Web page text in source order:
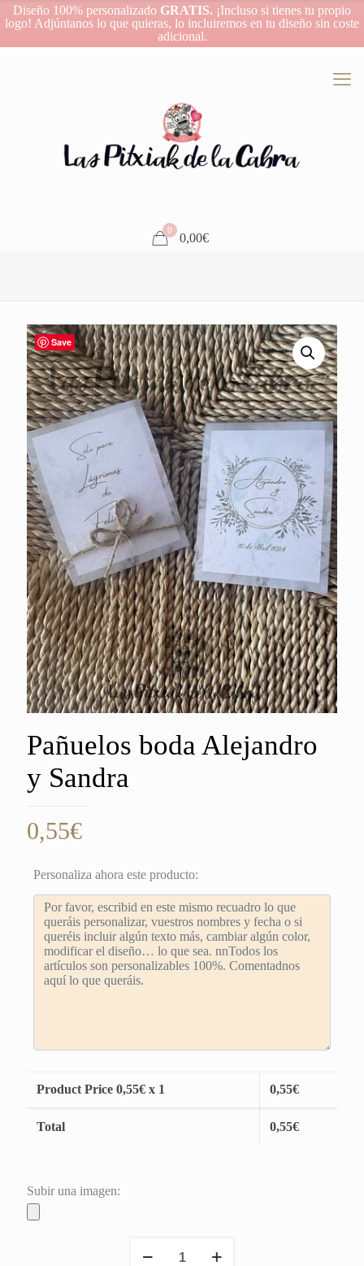
Diseño 100% personalizado GRATIS. ¡Incluso si tienes tu propio
logo! Adjúntanos lo que quieras, lo incluiremos en tu diseño sin coste
adicional.
0
0,00€
Save
Pañuelos boda Alejandro
y Sandra
0,55€
Personaliza ahora este producto:
Product Price 0,55€ x 1 0,55€
Total 0,55€
Subir una imagen:
boda